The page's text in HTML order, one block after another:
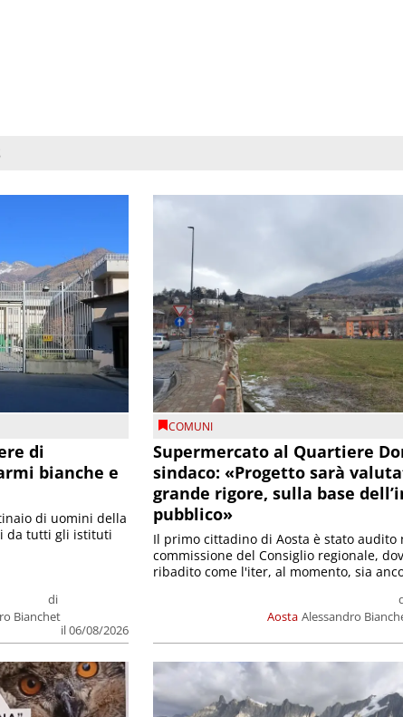
di
bianche e
di
Bianchet
il 06/08/2026
di uomini della
da tutti gli istituti
COMUNI
Supermercato al Quartiere
sindaco: «Progetto sarà
grande rigore, sulla base
pubblico»
Aosta Alessandro
Il primo cittadino di Aosta è stato audito
commissione del Consiglio regionale,
ribadito come l'iter, al momento, sia